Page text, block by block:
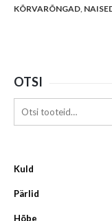
KÕRVARÕNGAD,
OTSI
Kuld
Pärlid
Hõbe